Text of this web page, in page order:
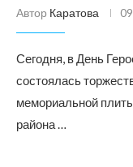
Автор Каратова
Сегодня, в День
состоялась
мемориальной
района …